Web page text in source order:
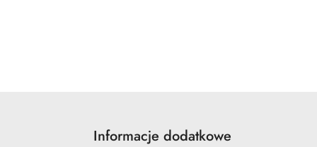
Informacje dodatkowe